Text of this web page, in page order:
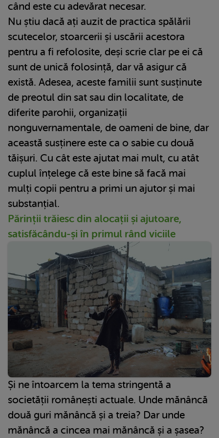
când este cu adevărat necesar.
Nu știu dacă ați auzit de practica spălării
scutecelor, stoarcerii și uscării acestora
pentru a fi refolosite, deși scrie clar pe ei că
sunt de unică folosință, dar vă asigur că
există. Adesea, aceste familii sunt susținute
de preotul din sat sau din localitate, de
diferite parohii, organizații
nonguvernamentale, de oameni de bine, dar
această susținere este ca o sabie cu două
tăișuri. Cu cât este ajutat mai mult, cu atât
cuplul înțelege că este bine să facă mai
mulți copii pentru a primi un ajutor și mai
substanțial.
Părinții trăiesc din alocații și ajutoare,
satisfăcându-și în primul rând viciile
Și ne întoarcem la tema stringentă a
societății românești actuale. Unde mănâncă
două guri mănâncă și a treia? Dar unde
mănâncă a cincea mai mănâncă și a șasea?